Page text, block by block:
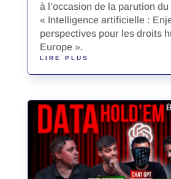
à l’occasion de la parution
« Intelligence artificielle :
perspectives pour les droits
Europe ».
LIRE PLUS